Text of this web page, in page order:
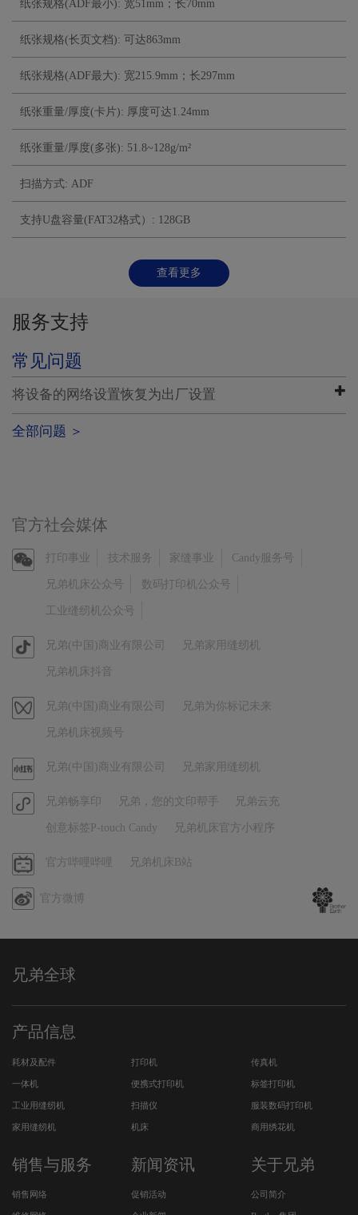
纸张规格(ADF最小): 宽51mm；长70mm
纸张规格(长页文档): 可达863mm
纸张规格(ADF最大): 宽215.9mm；长297mm
纸张重量/厚度(卡片): 厚度可达1.24mm
纸张重量/厚度(多张): 51.8~128g/m²
扫描方式: ADF
支持U盘容量(FAT32格式）: 128GB
查看更多
服务支持
常见问题
将设备的网络设置恢复为出厂设置
全部问题 ＞
官方社会媒体
官
信
打印事业 技术服务 家缝事业 Candy服务号
兄弟机床公众号 数码打印机公众号
工业缝纫机公众号
官
音
兄弟(中国)商业有限公司 兄弟家用缝纫机
兄弟机床抖音
视兄弟(中国)商业有限公司 兄弟为你标记未来
兄弟机床视频号
官
小
红
兄弟(中国)商业有限公司 兄弟家用缝纫机
官
程
兄弟畅享印 兄弟，您的文印帮手 兄弟云充
创意标签P-touch Candy 兄弟机床官方小程序
哔
哔
官方哔哩哔哩 兄弟机床B站
官方微博
兄弟全球
产品信息
耗材及配件 打印机 传真机
一体机 便携式打印机 标签打印机
工业用缝纫机 扫描仪 服装数码打印机
家用缝纫机 机床 商用绣花机
销售与服务
销售网络
新闻资讯
促销活动
关于兄弟
公司简介